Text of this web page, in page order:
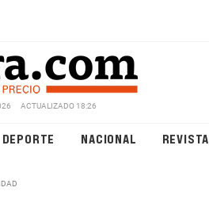
ACTUALIZADO 18:26
DEPORTE NACIONAL REVISTA